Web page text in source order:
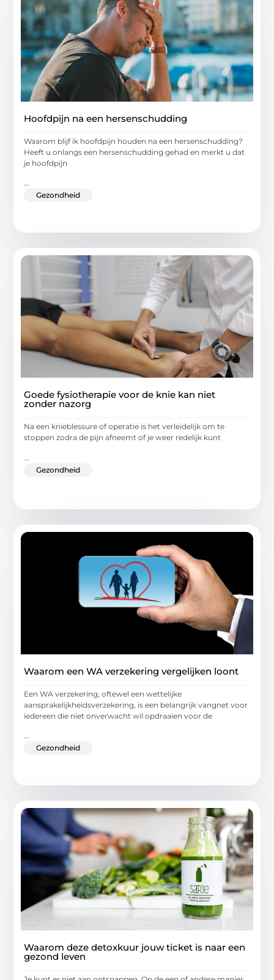
Hoofdpijn na een hersenschudding
Waarom blijf ik hoofdpijn houden na een hersenschudding?
Heeft u onlangs een hersenschudding gehad en merkt u dat
je hoofdpijn
...
Gezondheid
Goede fysiotherapie voor de knie kan niet
zonder nazorg
Na een knieblessure of operatie is het verleidelijk om te
stoppen zodra de pijn afneemt of je weer redelijk kunt
Gezondheid
Waarom een WA verzekering vergelijken loont
Een WA verzekering, oftewel een wettelijke
aansprakelijkheidsverzekering, is een belangrijk vangnet voor
iedereen die niet onverwacht wil opdraaien voor de
Gezondheid
Waarom deze detoxkuur jouw ticket is naar een
gezond leven